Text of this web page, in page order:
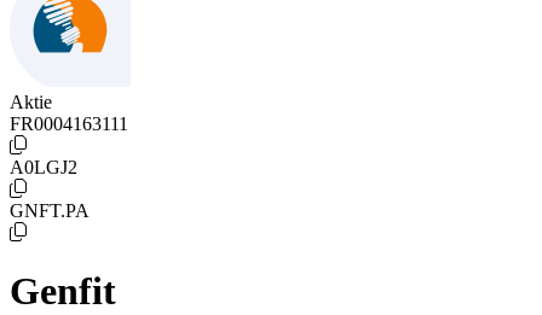
Aktie
FR0004163111
A0LGJ2
GNFT.PA
Genfit